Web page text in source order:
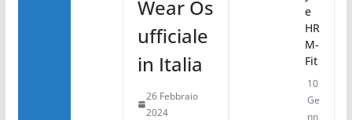
Wear Os
ufficiale
in Italia
26 Febbraio
2024
e
HR
M-
Fit
10
Ge
nn